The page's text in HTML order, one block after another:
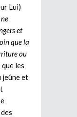
Lui)
et
que la
ou
que les
jeûne et